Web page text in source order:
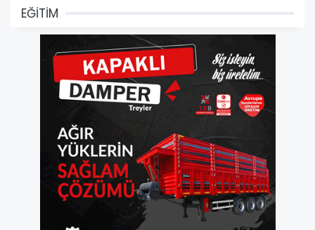
EĞİTİM